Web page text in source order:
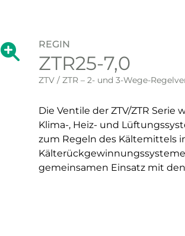
Zeige große Version des Bildes.
Zeige große
REGIN
ZTR25-7,0
ZTV / ZTR – 2- und 3-Wege-
Die Ventile der ZTV/ZTR
Klima-, Heiz- und
zum Regeln des Kältemittels
gemeinsamen Einsatz mit